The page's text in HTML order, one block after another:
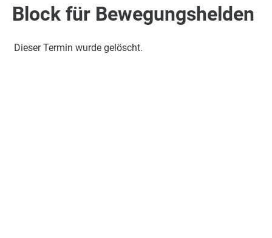
Block für Bewegungshelden
Dieser Termin wurde gelöscht.